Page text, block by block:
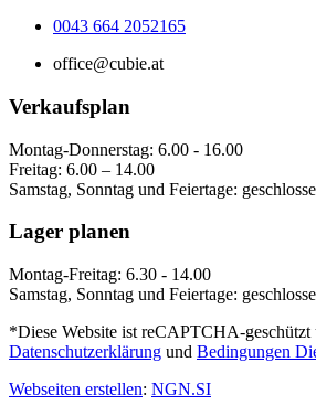
0043 664 2052165
office@cubie.at
Verkaufsplan
Montag-Donnerstag: 6.00 - 16.00
Freitag: 6.00 – 14.00
Samstag, Sonntag und Feiertage:
Lager planen
Montag-Freitag: 6.30 - 14.00
Samstag, Sonntag und Feiertage:
*Diese Website ist reCAPTCHA-geschützt
Datenschutzerklärung und Bedingungen
Webseiten erstellen: NGN.SI